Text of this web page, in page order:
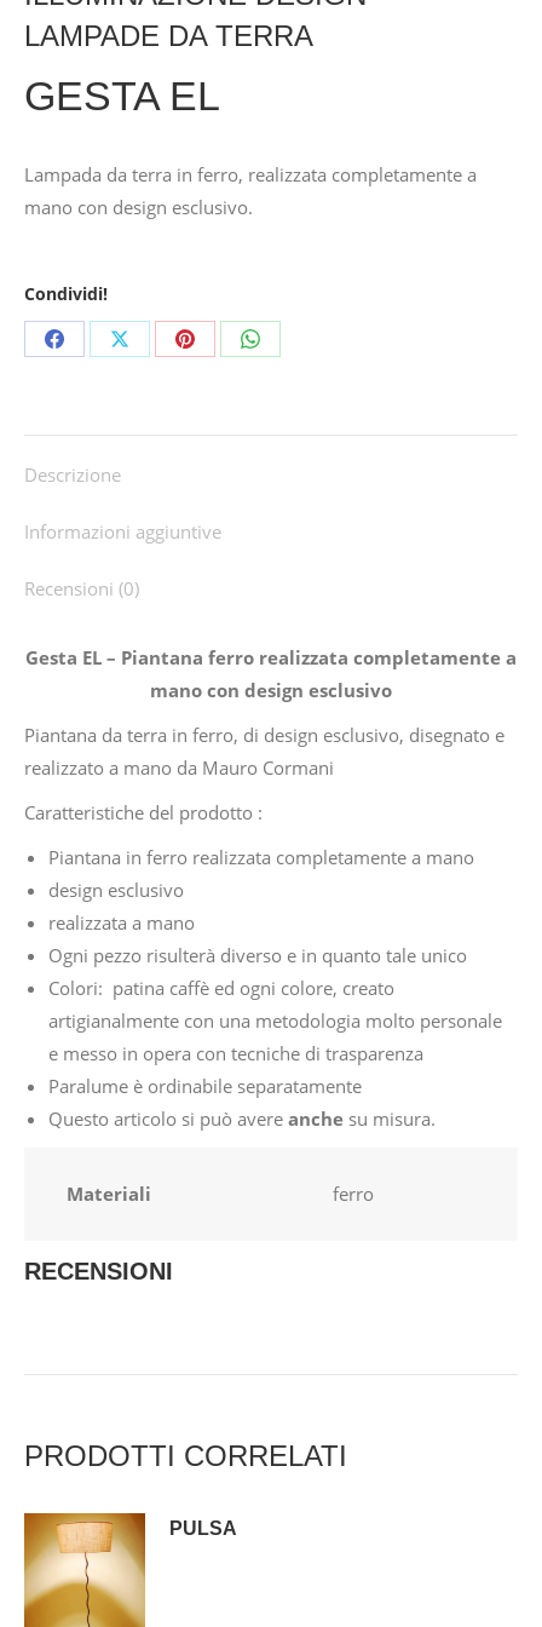
LAMPADE DA TERRA
GESTA EL
Lampada da terra in ferro, realizzata completamente a
mano con design esclusivo.
Condividi!
Share Share Share Share
Descrizione
Informazioni aggiuntive
Recensioni (0)
Gesta EL – Piantana ferro realizzata completamente a
mano con design esclusivo
Piantana da terra in ferro, di design esclusivo, disegnato e
realizzato a mano da Mauro Cormani
Caratteristiche del prodotto :
Piantana in ferro realizzata completamente a mano
design esclusivo
realizzata a mano
Ogni pezzo risulterà diverso e in quanto tale unico
Colori: patina caffè ed ogni colore, creato
artigianalmente con una metodologia molto personale
e messo in opera con tecniche di trasparenza
Paralume è ordinabile separatamente
Questo articolo si può avere anche su misura.
Materiali ferro
RECENSIONI
PRODOTTI CORRELATI
PULSA